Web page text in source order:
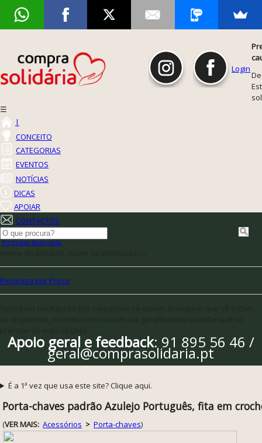
Login
☰
|
CONCEITO
CATEGORIAS
EVENTOS
NOTÍCIAS
DICAS
APOIAR
CONTACTOS
Pesquisa Avançada
Pesquisa por Preço
Apoio geral e feedback: 91 895 56 46 /
geral@comprasolidaria.pt
É a 1ª vez que usa este site? Clique aqui.
Porta-chaves padrão Azulejo Português, fita em
(VER MAIS: Acessórios > Porta-chaves)